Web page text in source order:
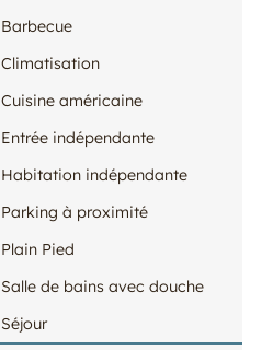
Barbecue
Climatisation
Cuisine américaine
Entrée indépendante
Habitation indépendante
Parking à proximité
Plain Pied
Salle de bains avec douche
Séjour